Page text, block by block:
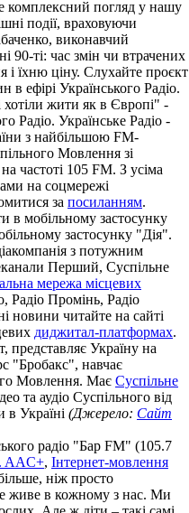
комплексний погляд у нашу
події, враховуючи
виконавчий
90-ті: час змін чи втрачених
і їхню ціну. Слухайте проєкт
в ефірі Українського Радіо.
жити як в Європі" -
Радіо. Українське Радіо -
з найбільшою FM-
Мовлення зі
частоті 105 FM. З усіма
на соцмережі
за посиланням.
в мобільному застосунку
застосунку "Дія".
з потужним
Перший, Суспільне
мережа місцевих
Радіо Промінь, Радіо
новини читайте на сайті
диджитал-платформах.
представляє Україну на
"Бробакс", навчає
Мовлення. Має Суспільне
та аудіо Суспільного від
в Україні (Джерело: Сайт
радіо "Бар FM" (105.7
AAC+, Інтернет-мовлення
ніж просто
живе в кожному з нас. Ми